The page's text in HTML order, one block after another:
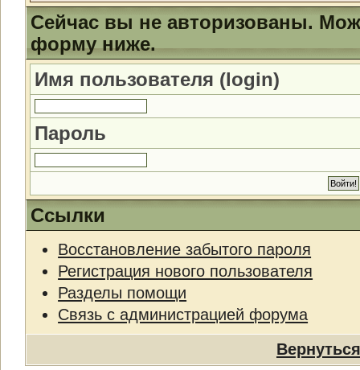
Сейчас вы не авторизованы.
форму ниже.
Имя пользователя (login)
Пароль
Ссылки
Восстановление забытого пароля
Регистрация нового пользователя
Разделы помощи
Связь с администрацией форума